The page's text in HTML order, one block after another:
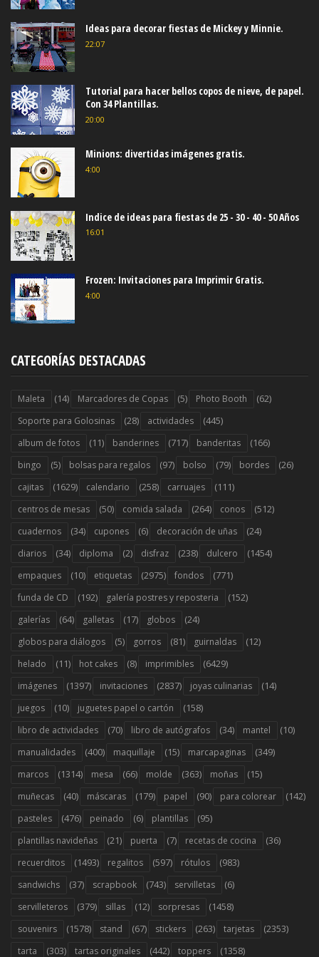
Ideas para decorar fiestas de Mickey y Minnie.
22:07
Tutorial para hacer bellos copos de nieve, de papel.
Con 34 Plantillas.
20:00
Minions: divertidas imágenes gratis.
4:00
Indice de ideas para fiestas de 25 - 30 - 40 - 50 Años
16:01
Frozen: Invitaciones para Imprimir Gratis.
4:00
CATEGORÍAS DESTACADAS
Maleta (14) Marcadores de Copas (5) Photo Booth (62)
Soporte para Golosinas (28) actividades (445)
album de fotos (11) banderines (717) banderitas (166)
bingo (5) bolsas para regalos (97) bolso (79) bordes (26)
cajitas (1629) calendario (258) carruajes (111)
centros de mesas (50) comida salada (264) conos (512)
cuadernos (34) cupones (6) decoración de uñas (24)
diarios (34) diploma (2) disfraz (238) dulcero (1454)
empaques (10) etiquetas (2975) fondos (771)
funda de CD (192) galería postres y reposteria (152)
galerías (64) galletas (17) globos (24)
globos para diálogos (5) gorros (81) guirnaldas (12)
helado (11) hot cakes (8) imprimibles (6429)
imágenes (1397) invitaciones (2837) joyas culinarias (14)
juegos (10) juguetes papel o cartón (158)
libro de actividades (70) libro de autógrafos (34) mantel (10)
manualidades (400) maquillaje (15) marcapaginas (349)
marcos (1314) mesa (66) molde (363) moñas (15)
muñecas (40) máscaras (179) papel (90) para colorear (142)
pasteles (476) peinado (6) plantillas (95)
plantillas navideñas (21) puerta (7) recetas de cocina (36)
recuerditos (1493) regalitos (597) rótulos (983)
sandwichs (37) scrapbook (743) servilletas (6)
servilleteros (379) sillas (12) sorpresas (1458)
souvenirs (1578) stand (67) stickers (263) tarjetas (2353)
tarta (303) tartas originales (442) toppers (1358)